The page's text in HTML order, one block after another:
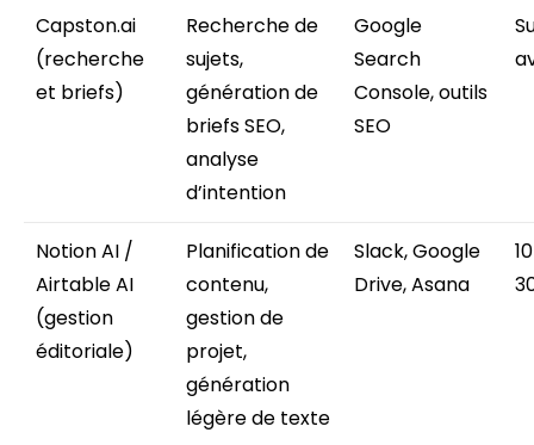
Capston.ai
(recherche
et briefs)
Recherche de
sujets,
génération de
briefs SEO,
analyse
d’intention
Google
Search
Console, outils
SEO
Notion AI /
Airtable AI
(gestion
éditoriale)
Planification de
contenu,
gestion de
projet,
génération
légère de texte
Slack, Google
Drive, Asana